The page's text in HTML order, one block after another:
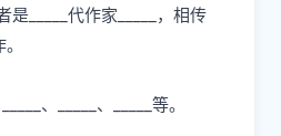
是_____代作家_____，相传
_____、_____、_____等。